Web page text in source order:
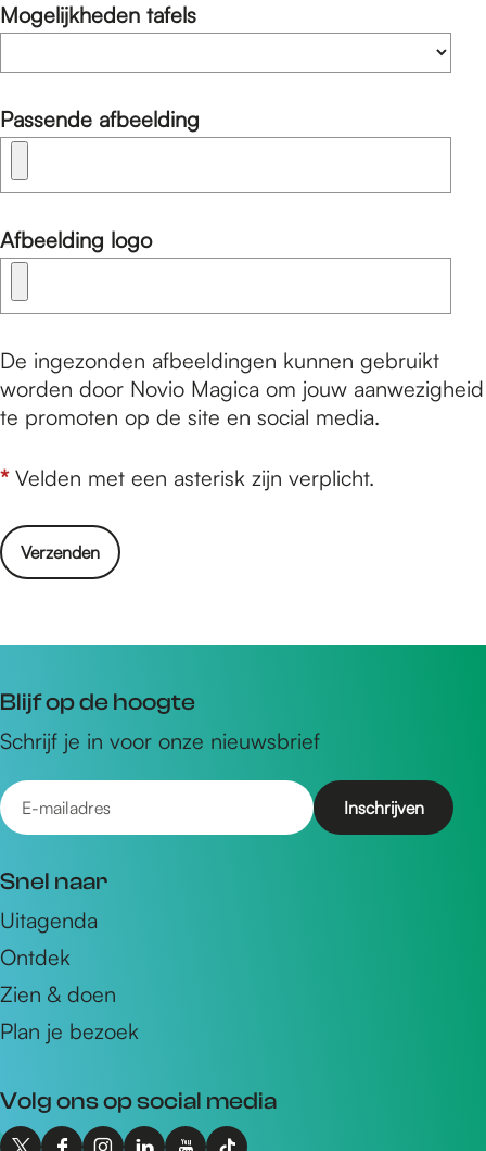
Mogelijkheden tafels
Passende afbeelding
Afbeelding logo
De ingezonden afbeeldingen kunnen gebruikt
worden door Novio Magica om jouw aanwezigheid
te promoten op de site en social media.
*Velden met een asterisk zijn verplicht.
Verzenden
Blijf op de hoogte
Schrijf je in voor onze nieuwsbrief
E
-
a
i
l
a
d
e
Snel naar
Uitagenda
Ontdek
Zien & doen
Plan je bezoek
Volg ons op social media